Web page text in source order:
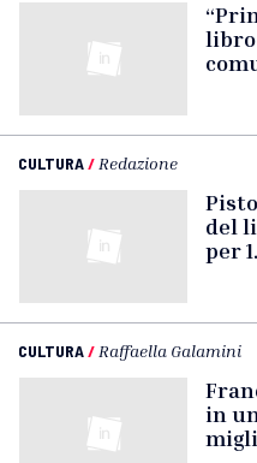
libro
CULTURA/ Redazione
del
per
CULTURA/ Raffaella Galamini
in